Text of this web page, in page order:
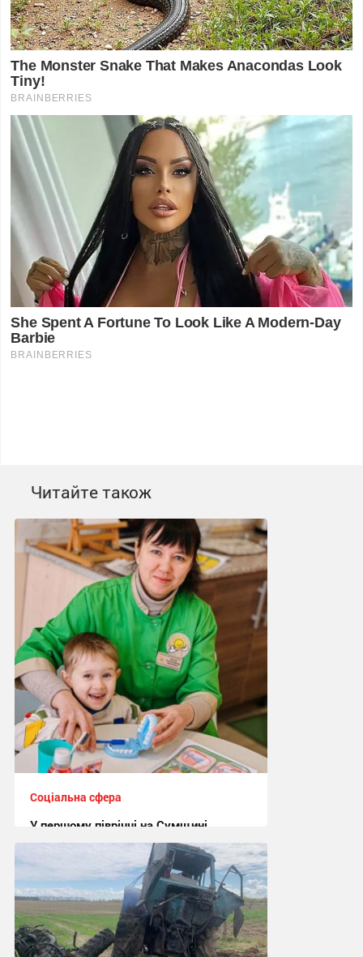
Читайте також
Соціальна сфера
У першому півріччі на Сумщині,
зокрема й у Шосткинській громаді,
понад 800 дітей та осіб з
інвалідністю, дітей групи ризику
отримали реабілітаційні послуги
14:32, 30.07.2026